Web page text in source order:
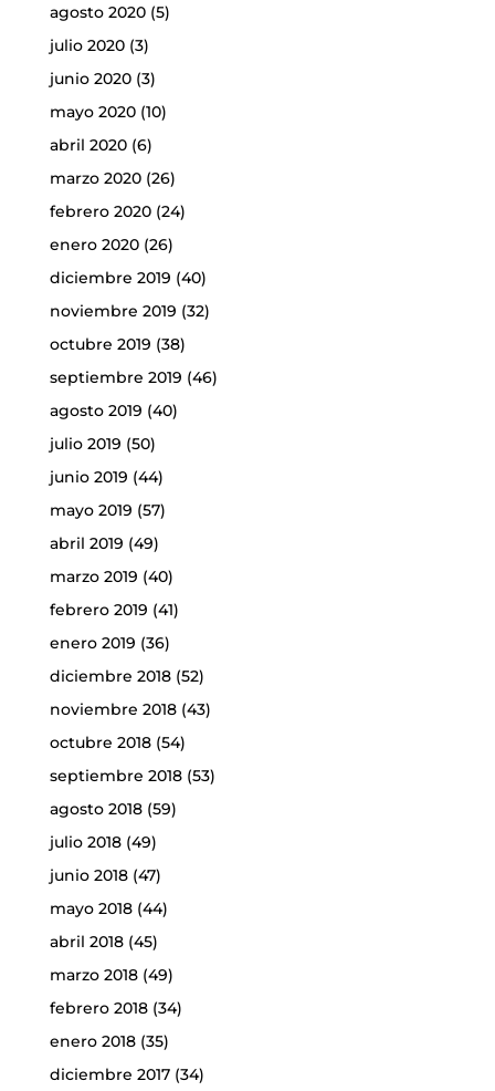
agosto 2020(5)
julio 2020(3)
junio 2020(3)
mayo 2020(10)
abril 2020(6)
marzo 2020(26)
febrero 2020(24)
enero 2020(26)
diciembre 2019 (40)
noviembre 2019 (32)
octubre 2019 (38)
septiembre 2019 (46)
agosto 2019 (40)
julio 2019 (50)
junio 2019 (44)
mayo 2019 (57)
abril 2019 (49)
marzo 2019 (40)
febrero 2019 (41)
enero 2019 (36)
diciembre 2018(52)
noviembre 2018(43)
octubre 2018(54)
septiembre 2018(53)
agosto 2018(59)
julio 2018(49)
junio 2018(47)
mayo 2018(44)
abril 2018(45)
marzo 2018(49)
febrero 2018(34)
enero 2018(35)
diciembre 2017(34)